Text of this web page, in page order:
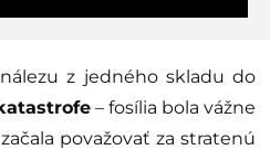
z jedného skladu do
– fosília bola vážne
považovať za stratenú